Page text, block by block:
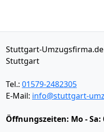
Stuttgart-Umzugsfirma.de
Stuttgart
Tel.: 01579-2482305
E-Mail: info@stuttgart-
Öffnungszeiten: Mo - Sa: